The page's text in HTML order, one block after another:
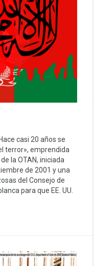
casi 20 años se
terror», emprendida
la OTAN, iniciada
de 2001 y una
del Consejo de
para que EE. UU.